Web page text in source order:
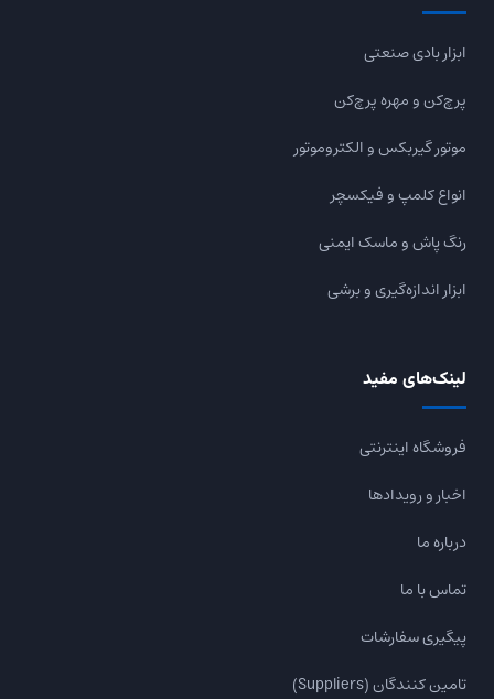
ابزار بادی صنعتی
پرچ‌کن و مهره پرچ‌کن
موتور گیربکس و الکتروموتور
انواع کلمپ و فیکسچر
رنگ پاش و ماسک ایمنی
ابزار اندازه‌گیری و برشی
لینک‌های مفید
فروشگاه اینترنتی
اخبار و رویدادها
درباره ما
تماس با ما
پیگیری سفارشات
تامین کنندگان (Suppliers)